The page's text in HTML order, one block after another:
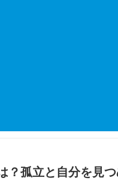
？孤立と自分を見